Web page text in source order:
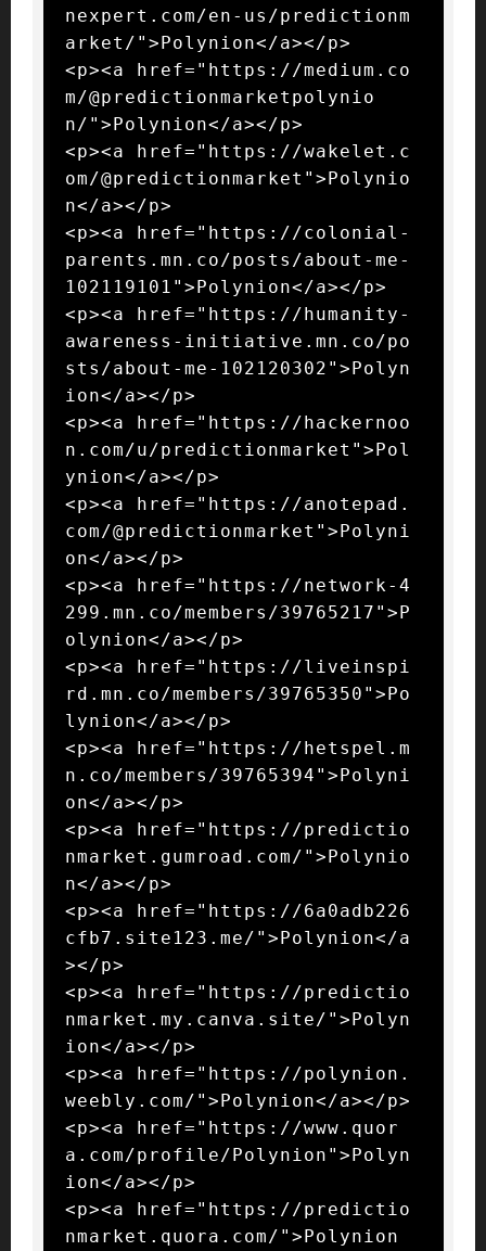
nexpert.com/en-us/predictionm
arket/">Polynion</a></p>
<p><a href="https://medium.co
m/@predictionmarketpolynio
n/">Polynion</a></p>
<p><a href="https://wakelet.c
om/@predictionmarket">Polynio
n</a></p>
<p><a href="https://colonial-
parents.mn.co/posts/about-me-
102119101">Polynion</a></p>
<p><a href="https://humanity-
awareness-initiative.mn.co/po
sts/about-me-102120302">Polyn
ion</a></p>
<p><a href="https://hackernoo
n.com/u/predictionmarket">Pol
ynion</a></p>
<p><a href="https://anotepad.
com/@predictionmarket">Polyni
on</a></p>
<p><a href="https://network-4
299.mn.co/members/39765217">P
olynion</a></p>
<p><a href="https://liveinspi
rd.mn.co/members/39765350">Po
lynion</a></p>
<p><a href="https://hetspel.m
n.co/members/39765394">Polyni
on</a></p>
<p><a href="https://predictio
nmarket.gumroad.com/">Polynio
n</a></p>
<p><a href="https://6a0adb226
cfb7.site123.me/">Polynion</a
></p>
<p><a href="https://predictio
nmarket.my.canva.site/">Polyn
ion</a></p>
<p><a href="https://polynion.
weebly.com/">Polynion</a></p>
<p><a href="https://www.quor
a.com/profile/Polynion">Polyn
ion</a></p>
<p><a href="https://predictio
nmarket.quora.com/">Polynion